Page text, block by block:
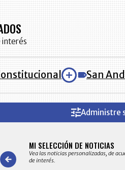
interés
San
Administre
nuestro
MI SELECCIÓN DE NOTICIAS
Vea las noticias personalizadas, de
de interés.